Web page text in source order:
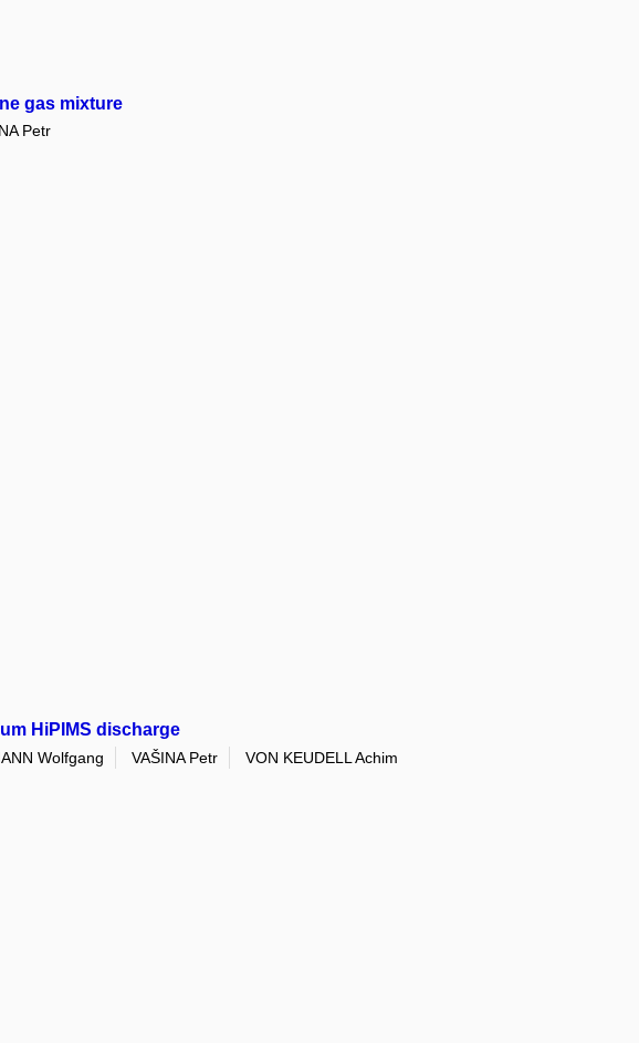
gas mixture
Petr
HiPIMS discharge
Wolfgang VAŠINA Petr
VON KEUDELL Achim